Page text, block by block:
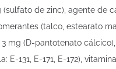
(sulfato de zinc), agente de
(talco, estearato
mg (D-pantotenato cálcico),
E-131, E-171, E-172),